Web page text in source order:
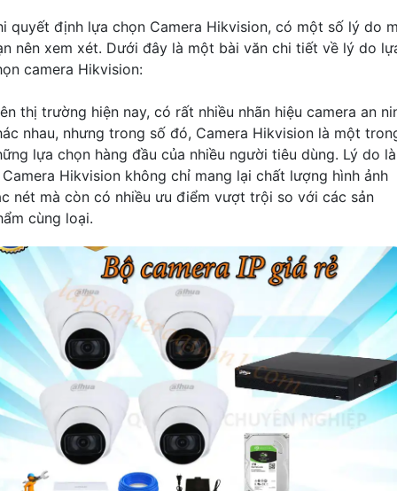
quyết định lựa chọn Camera Hikvision, có một số lý do
nên xem xét. Dưới đây là một bài văn chi tiết về lý do
camera Hikvision:
thị trường hiện nay, có rất nhiều nhãn hiệu camera an
nhau, nhưng trong số đó, Camera Hikvision là một
lựa chọn hàng đầu của nhiều người tiêu dùng. Lý do là
Hikvision không chỉ mang lại chất lượng hình ảnh
nét mà còn có nhiều ưu điểm vượt trội so với các sản
cùng loại.